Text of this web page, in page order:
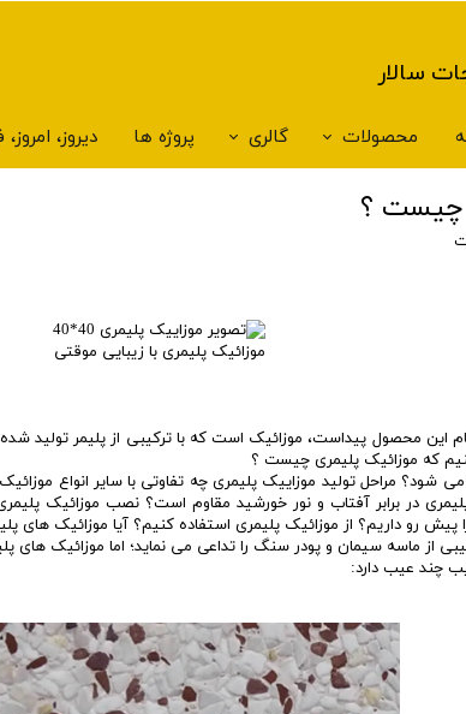
محصولات گالری پروژه ها دیروز، امروز،
سالار
چیست ؟
موزائیک پلیمری با زیبایی موقتی
این محصول پیداست، موزائیک است که با ترکیبی از پلیمر تولید
که موزائیک پلیمری چیست ؟
شود؟ مراحل تولید موزاییک پلیمری چه تفاوتی با سایر انواع
در برابر آفتاب و نور خورشید مقاوم است؟ نصب موزائیک
رو داریم؟ از موزائیک پلیمری استفاده کنیم؟ آیا موزائیک های
از ماسه سیمان و پودر سنگ را تداعی می نماید؛ اما موزائیک های
چند عیب دارد: